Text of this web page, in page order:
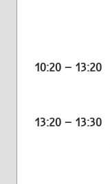
10:20 – 13:20
13:20 – 13:30